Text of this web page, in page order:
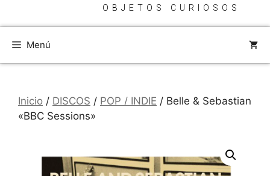
OBJETOS CURIOSOS
Menú
Inicio / DISCOS / POP / INDIE / Belle & Sebastian
«BBC Sessions»